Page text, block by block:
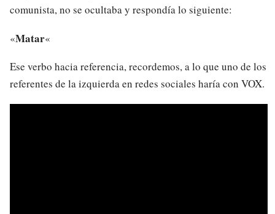
comunista, no se ocultaba y respondía lo siguiente:
«Matar«
Ese verbo hacia referencia, recordemos, a lo que uno de los
referentes de la izquierda en redes sociales haría con VOX.